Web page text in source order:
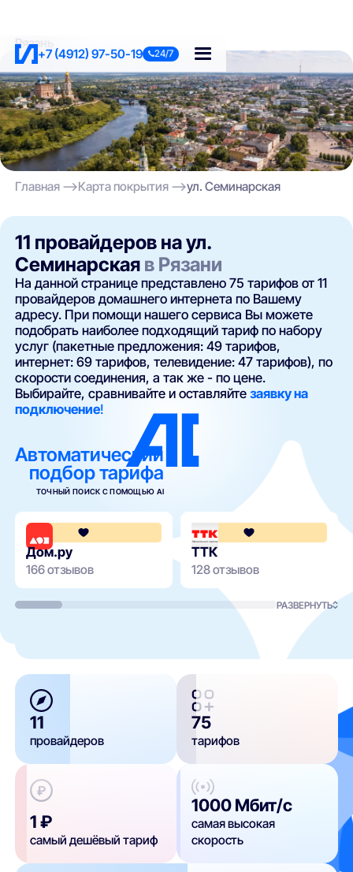
+7 (4912) 97-50-19 24/7
Рязань
Главная Карта покрытия ул. Семинарская
11 провайдеров на ул.
Семинарская в Рязани
На данной странице представлено 75 тарифов от 11
провайдеров домашнего интернета по Вашему
адресу. При помощи нашего сервиса Вы можете
подобрать наиболее подходящий тариф по набору
услуг (пакетные предложения: 49 тарифов,
интернет: 69 тарифов, телевидение: 47 тарифов), по
скорости соединения, а так же - по цене.
Выбирайте, сравнивайте и оставляйтезаявку на
подключение!
Автоматический
подбор тарифа
ТОЧНЫЙ ПОИСК С ПОМОЩЬЮ AI
4.3
Дом.ру
166 отзывов
ТТК
128 отзывов
РАЗВЕРНУТЬ
11
провайдеров
75
тарифов
1 ₽
самый дешёвый тариф
1000 Мбит/с
самая высокая
скорость